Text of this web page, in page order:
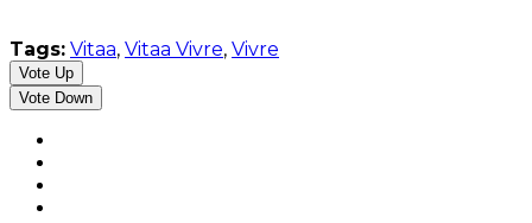
Tags: Vitaa, Vitaa Vivre, Vivre
Vote Up
Vote Down